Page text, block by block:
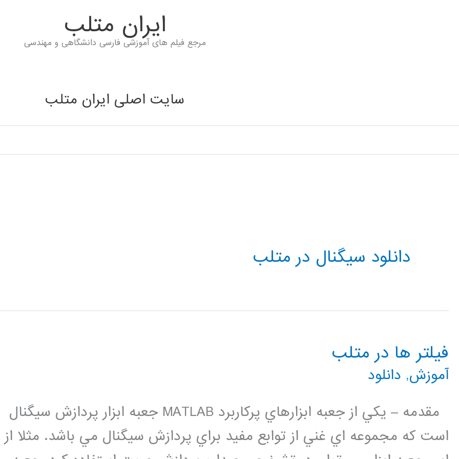
ايران متلب
مرجع فیلم های آموزشی فارسی دانشگاهی و مهندسی
سایت اصلی ایران متلب
دانلود سیگنال در متلب
فیلتر ها در متلب
آموزش, دانلود
مقدمه – يكي از جعبه ابزارهاي پركاربرد MATLAB جعبه ابزار پردازش سيگنال
است كه مجموعه اي غني از توابع مفيد براي پردازش سيگنال مي باشد. مثلا از